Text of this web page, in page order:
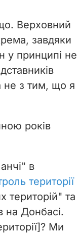
Верховний
завдяки
у принципі не
не з тим, що я
років
в
території
територій" та
на Донбасі.
Ми